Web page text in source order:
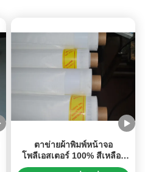
ตาข่ายผ้าพิมพ์หน้าจอ
โพลีเอสเตอร์ 100% สีเหลือง
สำหรับการพิมพ์ PCB